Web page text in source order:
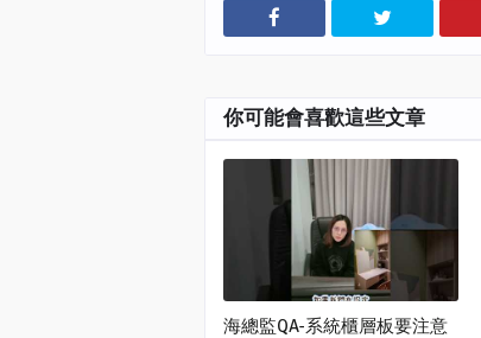
你可能會喜歡這些文章
海總監QA-系統櫃層板要注意